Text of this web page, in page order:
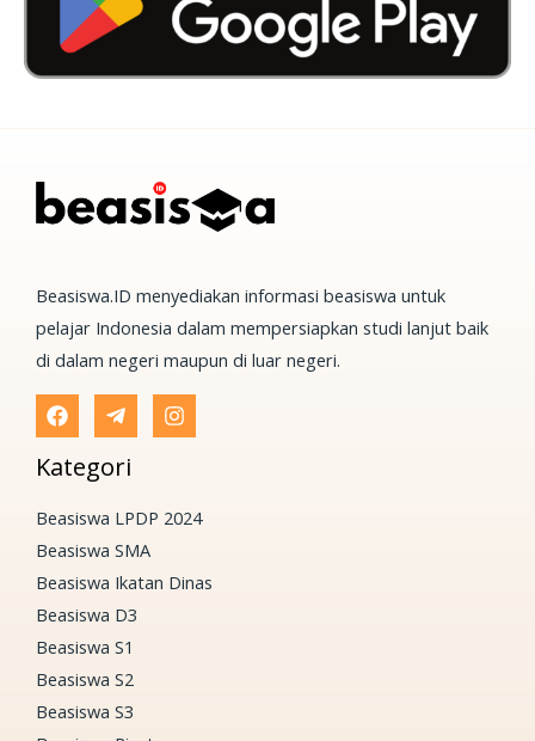
Beasiswa.ID menyediakan informasi beasiswa untuk
pelajar Indonesia dalam mempersiapkan studi lanjut baik
di dalam negeri maupun di luar negeri.
Kategori
Beasiswa LPDP 2024
Beasiswa SMA
Beasiswa Ikatan Dinas
Beasiswa D3
Beasiswa S1
Beasiswa S2
Beasiswa S3